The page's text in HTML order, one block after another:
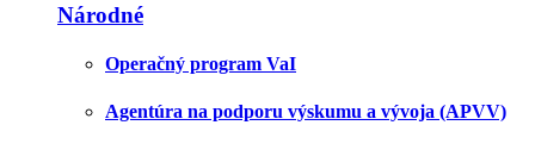
Národné
Operačný program VaI
Agentúra na podporu výskumu a vývoja (APVV)